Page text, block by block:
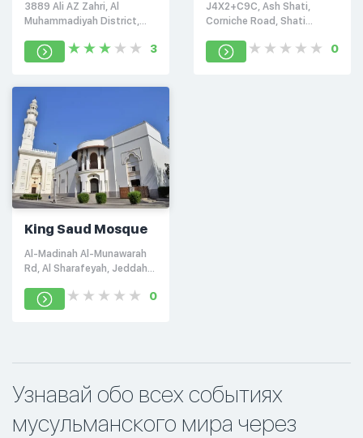
3889 Ali AZ Zahri, Al
Muhammadiyah District,
3
J4X2+C9C, Ash Shati,
Corniche Road, Shati
0
King Saud Mosque
Al-Madinah Al-Munawarah
Rd, Al Sharafeyah, Jeddah
0
Узнавай обо всех событиях
мусульманского мира через